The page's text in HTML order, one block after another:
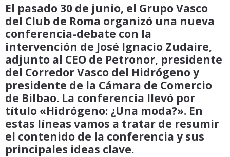
El pasado 30 de junio, el Grupo Vasco
del Club de Roma organizó una nueva
conferencia-debate con la
intervención de José Ignacio Zudaire,
adjunto al CEO de Petronor, presidente
del Corredor Vasco del Hidrógeno y
presidente de la Cámara de Comercio
de Bilbao. La conferencia llevó por
título «Hidrógeno: ¿Una moda?». En
estas líneas vamos a tratar de resumir
el contenido de la conferencia y sus
principales ideas clave.